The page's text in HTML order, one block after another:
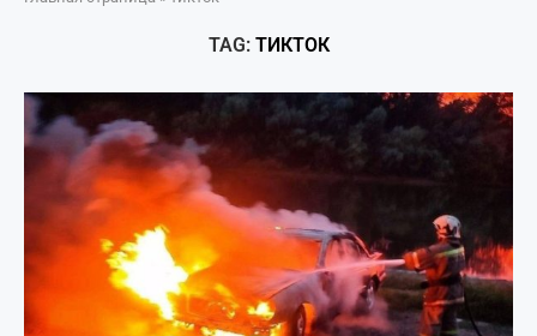
TAG: ТИКТОК